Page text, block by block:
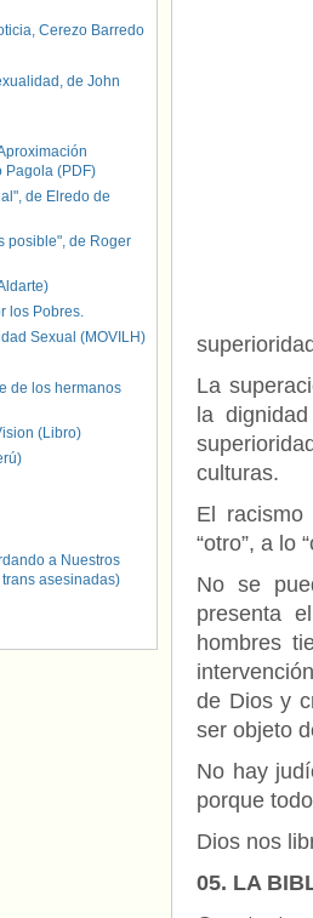
La
la
culturas.
El
“otro”, a lo
No se
presenta
hombres
de Dios y
ser objeto
No hay
porque
Dios nos
05. LA
Cerezo Barredo
de John
Pagola (PDF)
de Elredo de
posible", de Roger
los Pobres.
Sexual (MOVILH)
de los hermanos
(Libro)
a Nuestros
asesinadas)